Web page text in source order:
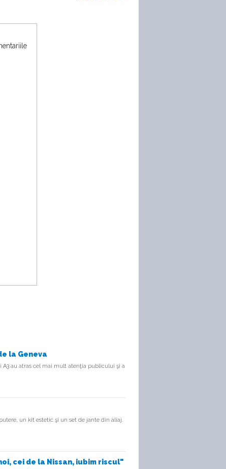
la Geneva
A3 au atras cel mai mult atenţia publicului şi a
un kit estetic şi un set de jante din aliaj.
cei de la Nissan, iubim riscul"